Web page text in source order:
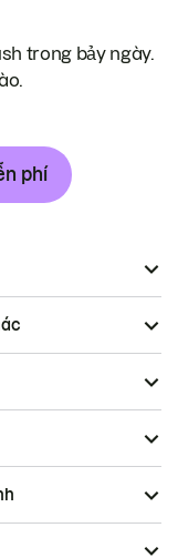
trong bảy ngày.
phí